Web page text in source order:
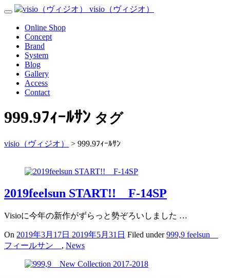
Skip
content
Toggle
Navigation
visio（ヴィジオ）
Menu
Online Shop
Concept
Brand
System
Blog
Gallery
Access
Contact
999.9ﾌｨｰﾙｻﾝ タグ
visio（ヴィジオ） > 999.9ﾌｨｰﾙｻﾝ
2019feelsun START!! F-14SP
Visioに今年の新作がずらっと勢ぞろいしました …
On 2019年3月17日 2019年5月31日 Filed under999,9 feelsun
フィールサン , News